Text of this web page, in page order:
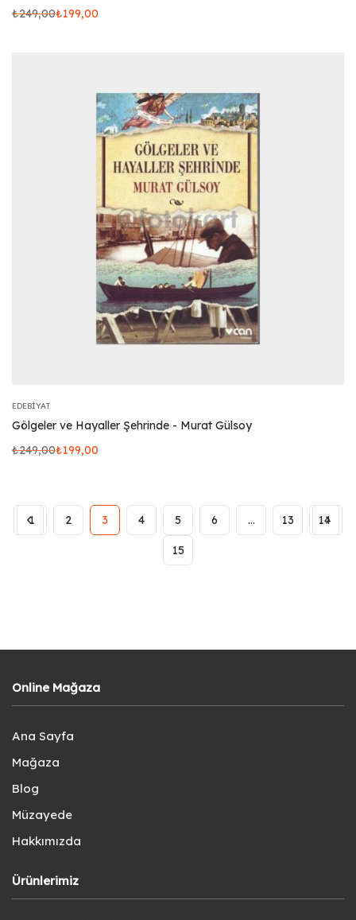
₺249,00₺199,00
EDEBIYAT
Gölgeler ve Hayaller Şehrinde - Murat Gülsoy
₺249,00₺199,00
1 2 3 4 5 6 … 13 14
15
Online Mağaza
Ana Sayfa
Mağaza
Blog
Müzayede
Hakkımızda
Ürünlerimiz